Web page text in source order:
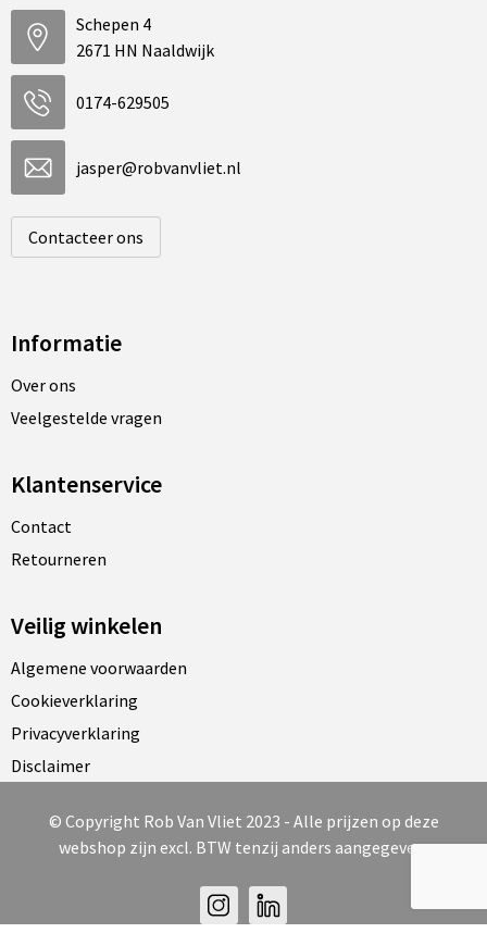
Schepen 4
2671 HN Naaldwijk
0174-629505
jasper@robvanvliet.nl
Contacteer ons
Informatie
Over ons
Veelgestelde vragen
Klantenservice
Contact
Retourneren
Veilig winkelen
Algemene voorwaarden
Cookieverklaring
Privacyverklaring
Disclaimer
© Copyright Rob Van Vliet 2023 - Alle prijzen op deze
webshop zijn excl. BTW tenzij anders aangegeven.